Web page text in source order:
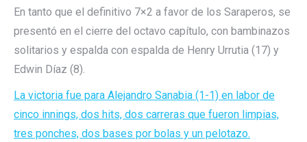
En tanto que el definitivo 7×2 a favor de los Saraperos, se
presentó en el cierre del octavo capítulo, con bambinazos
solitarios y espalda con espalda de Henry Urrutia (17) y
Edwin Díaz (8).
La victoria fue para Alejandro Sanabia (1-1) en labor de
cinco innings, dos hits, dos carreras que fueron limpias,
tres ponches, dos bases por bolas y un pelotazo.